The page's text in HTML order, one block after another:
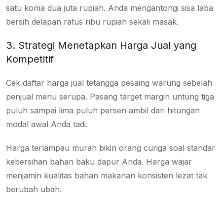
satu koma dua juta rupiah. Anda mengantongi sisa laba
bersih delapan ratus ribu rupiah sekali masak.
3. Strategi Menetapkan Harga Jual yang
Kompetitif
Cek daftar harga jual tetangga pesaing warung sebelah
penjual menu serupa. Pasang target margin untung tiga
puluh sampai lima puluh persen ambil dari hitungan
modal awal Anda tadi.
Harga terlampau murah bikin orang curiga soal standar
kebersihan bahan baku dapur Anda. Harga wajar
menjamin kualitas bahan makanan konsisten lezat tak
berubah ubah.